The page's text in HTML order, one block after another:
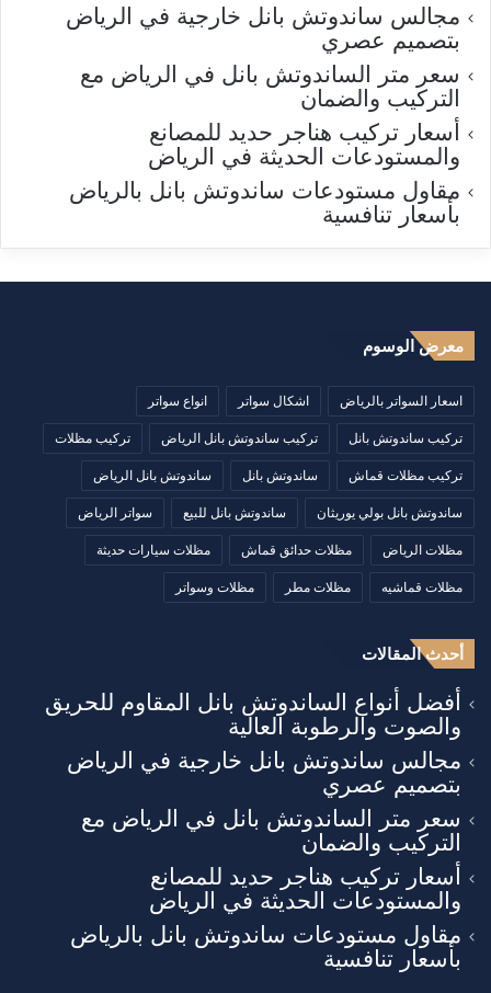
مجالس ساندوتش بانل خارجية في الرياض
بتصميم عصري
سعر متر الساندوتش بانل في الرياض مع
التركيب والضمان
أسعار تركيب هناجر حديد للمصانع
والمستودعات الحديثة في الرياض
مقاول مستودعات ساندوتش بانل بالرياض
بأسعار تنافسية
معرض الوسوم
اسعار السواتر بالرياض اشكال سواتر انواع سواتر
تركيب ساندوتش بانل تركيب ساندوتش بانل الرياض تركيب مظلات
تركيب مظلات قماش ساندوتش بانل ساندوتش بانل الرياض
ساندوتش بانل بولي يوريثان ساندوتش بانل للبيع سواتر الرياض
مظلات الرياض مظلات حدائق قماش مظلات سيارات حديثة
مظلات قماشيه مظلات مطر مظلات وسواتر
أحدث المقالات
أفضل أنواع الساندوتش بانل المقاوم للحريق
والصوت والرطوبة العالية
مجالس ساندوتش بانل خارجية في الرياض
بتصميم عصري
سعر متر الساندوتش بانل في الرياض مع
التركيب والضمان
أسعار تركيب هناجر حديد للمصانع
والمستودعات الحديثة في الرياض
مقاول مستودعات ساندوتش بانل بالرياض
بأسعار تنافسية